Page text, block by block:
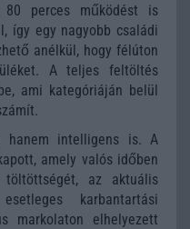
80 perces működést is
így egy nagyobb családi
anélkül, hogy félúton
A teljes feltöltés
ami kategóriáján belül
hanem intelligens is. A
amely valós időben
az aktuális
karbantartási
markolaton elhelyezett